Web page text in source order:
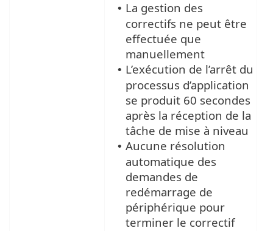
• La gestion des
correctifs ne peut être
effectuée que
manuellement
• L’exécution de l’arrêt du
processus d’application
se produit 60 secondes
après la réception de la
tâche de mise à niveau
• Aucune résolution
automatique des
demandes de
redémarrage de
périphérique pour
terminer le correctif